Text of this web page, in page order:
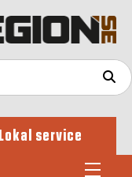
Lokal service